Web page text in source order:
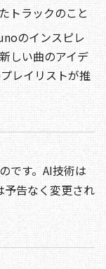
トラックのこと
のインスピレ
しい曲のアイデ
レイリストが推
です。AI技術は
予告なく変更され